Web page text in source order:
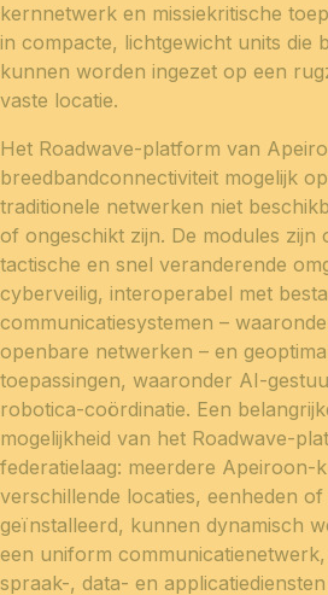
kernnetwerk en missiekritische
in compacte, lichtgewicht units die
kunnen worden ingezet op een
vaste locatie.
Het Roadwave-platform van
breedbandconnectiviteit mogelijk
traditionele netwerken niet
of ongeschikt zijn. De modules
tactische en snel veranderende
cyberveilig, interoperabel met
communicatiesystemen –
openbare netwerken – en
toepassingen, waaronder AI-
robotica-coördinatie. Een
mogelijkheid van het Roadwave-
federatielaag: meerdere Apeiroon-
verschillende locaties, eenheden of
geïnstalleerd, kunnen dynamisch
een uniform
spraak-, data- en